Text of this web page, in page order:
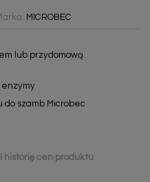
MICROBEC
lub przydomową
do szamb Microbec
historię cen produktu